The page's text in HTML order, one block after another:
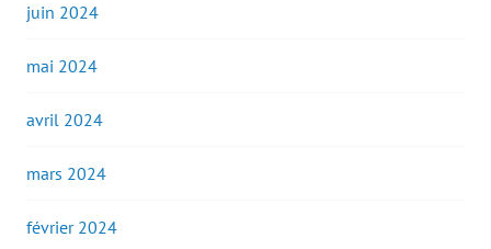
juin 2024
mai 2024
avril 2024
mars 2024
février 2024